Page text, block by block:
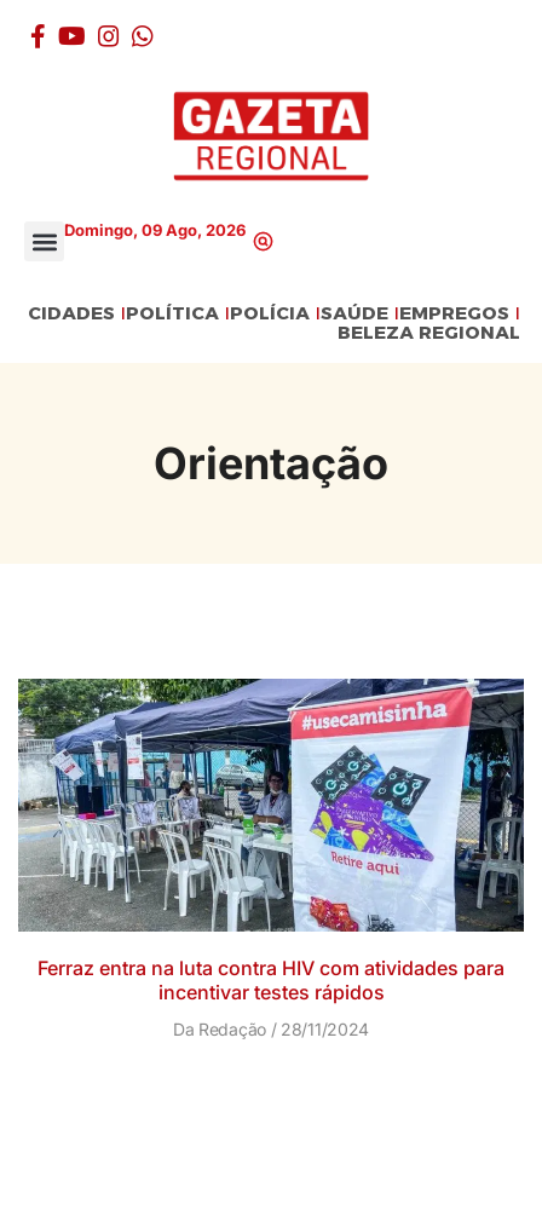
Domingo, 09 Ago, 2026
CIDADES POLÍTICA POLÍCIA SAÚDE EMPREGOS
BELEZA REGIONAL
Orientação
Ferraz entra na luta contra HIV com atividades para
incentivar testes rápidos
Da Redação 28/11/2024